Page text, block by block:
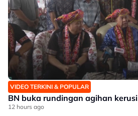
VIDEO TERKINI & POPULAR
BN buka rundingan agihan kerusi
12 hours ago